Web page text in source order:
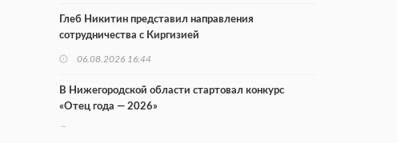
Глеб Никитин представил направления
сотрудничества с Киргизией
06.08.2026 16:44
В Нижегородской области стартовал конкурс
«Отец года — 2026»